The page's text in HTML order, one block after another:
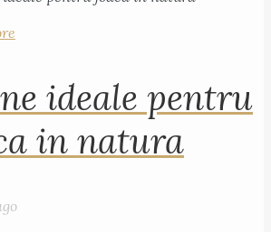
ideale pentru
in natura